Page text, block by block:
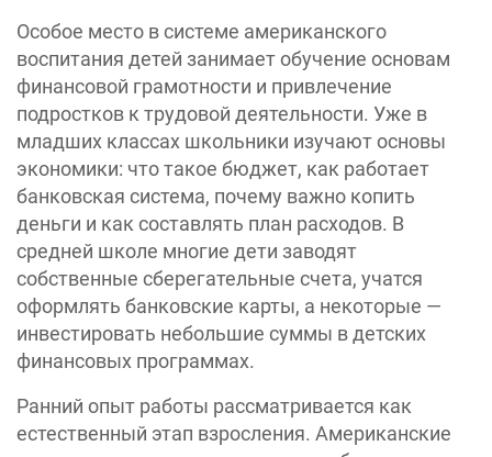
Особое место в системе американского
воспитания детей занимает обучение основам
финансовой грамотности и привлечение
подростков к трудовой деятельности. Уже в
младших классах школьники изучают основы
экономики: что такое бюджет, как работает
банковская система, почему важно копить
деньги и как составлять план расходов. В
средней школе многие дети заводят
собственные сберегательные счета, учатся
оформлять банковские карты, а некоторые —
инвестировать небольшие суммы в детских
финансовых программах.
Ранний опыт работы рассматривается как
естественный этап взросления. Американские